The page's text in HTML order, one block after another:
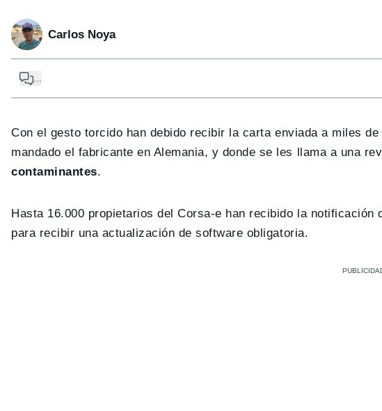
Carlos Noya
...
Con el gesto torcido han debido recibir la carta enviada a miles
mandado el fabricante en Alemania, y donde se les llama a una
contaminantes.
Hasta 16.000 propietarios del Corsa-e han recibido la
para recibir una actualización de software obligatoria.